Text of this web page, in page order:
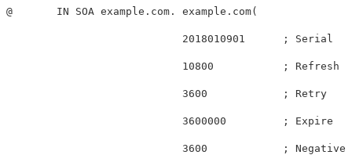
@       IN SOA example.com. example.com(
                            2018010901      ; Serial
                            10800           ; Refresh
                            3600            ; Retry
                            3600000         ; Expire
3600            ; Negative